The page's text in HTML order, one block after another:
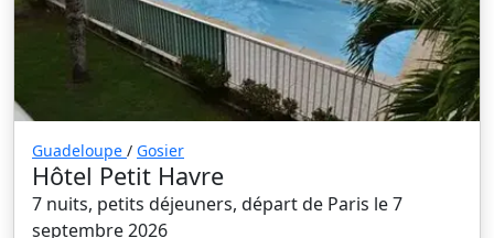
Guadeloupe / Gosier
Hôtel Petit Havre
7 nuits, petits déjeuners, départ de Paris le 7
septembre 2026